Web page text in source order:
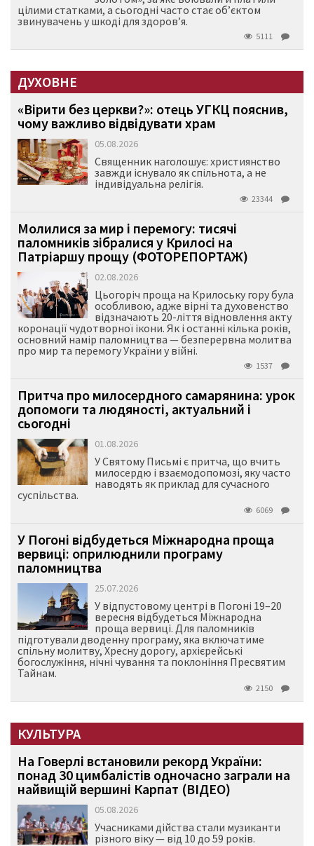
цілими статками, а сьогодні часто стає об’єктом
звинувачень у шкоді для здоров’я.
5111
ДУХОВНЕ
«Вірити без церкви?»: отець УГКЦ пояснив,
чому важливо відвідувати храм
05.08.2026
Священник наголошує: християнство
завжди існувало як спільнота, а не
індивідуальна релігія.
23344
Молилися за мир і перемогу: тисячі
паломників зібралися у Крилосі на
Патріаршу прощу (ФОТОРЕПОРТАЖ)
02.08.2026
Цьогоріч проща на Крилоську гору була
особливою, адже вірні та духовенство
відзначають 20-ліття відновлення акту
коронації чудотворної ікони. Як і останні кілька років,
основний намір паломництва — безперервна молитва
про мир та перемогу України у війні.
1537
Притча про милосердного самарянина: урок
допомоги та людяності, актуальний і
сьогодні
01.08.2026
У Святому Письмі є притча, що вчить
милосердю і взаємодопомозі, яку часто
наводять як приклад для сучасного
суспільства.
6069
У Погоні відбудеться Міжнародна проща
вервиці: оприлюднили програму
паломництва
25.07.2026
У відпустовому центрі в Погоні 19–20
вересня відбудеться Міжнародна
проща вервиці. Для паломників
підготували дводенну програму, яка включатиме
спільну молитву, Хресну дорогу, архієрейські
богослужіння, нічні чування та поклоніння Пресвятим
Тайнам.
2150
КУЛЬТУРА
На Говерлі встановили рекорд України:
понад 30 цимбалістів одночасно заграли на
найвищій вершині Карпат (ВІДЕО)
05.08.2026
Учасниками дійства стали музиканти
різного віку — від 10 до 59 років.